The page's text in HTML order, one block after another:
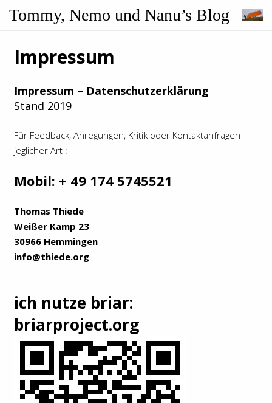
Tommy, Nemo und Nanu’s Blog
Impressum
Impressum – Datenschutzerklärung
Stand 2019
Für Feedback, Anregungen, Kritik oder Kontaktanfragen
jeglicher Art :
Mobil: + 49 174 5745521
Thomas Thiede
Weißer Kamp 23
30966 Hemmingen
info@thiede.org
ich nutze briar:
briarproject.org